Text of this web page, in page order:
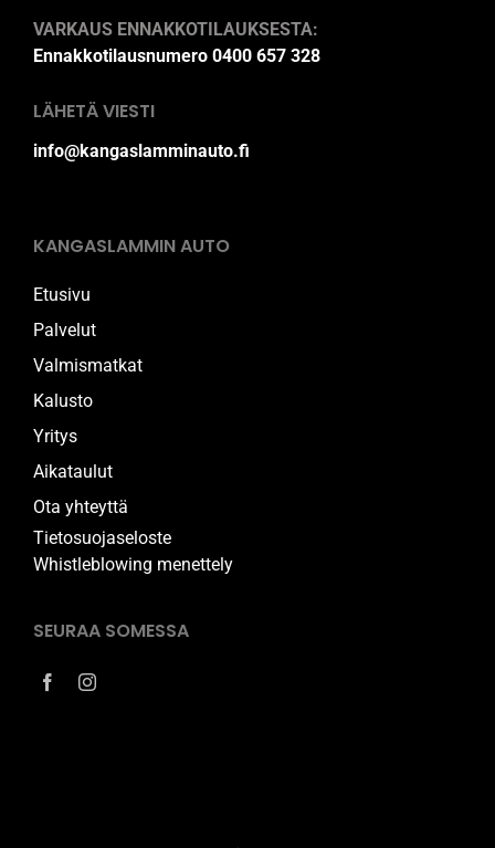
VARKAUS ENNAKKOTILAUKSESTA:
Ennakkotilausnumero 0400 657 328
LÄHETÄ VIESTI
info@kangaslamminauto.fi
KANGASLAMMIN AUTO
Etusivu
Palvelut
Valmismatkat
Kalusto
Yritys
Aikataulut
Ota yhteyttä
Tietosuojaseloste
Whistleblowing menettely
SEURAA SOMESSA